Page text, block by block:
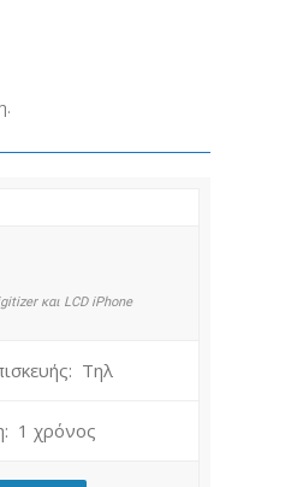
και LCD iPhone
Τηλ
1 χρόνος